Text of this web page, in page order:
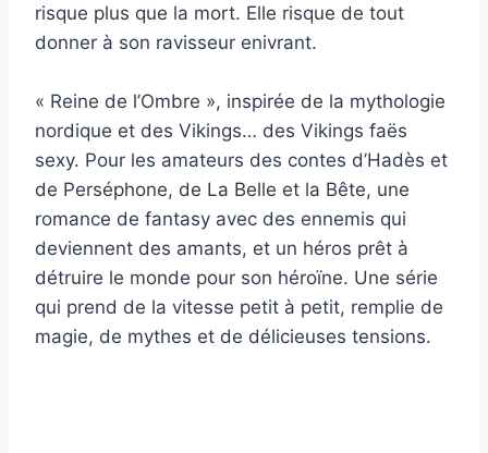
risque plus que la mort. Elle risque de tout
donner à son ravisseur enivrant.
« Reine de l’Ombre », inspirée de la mythologie
nordique et des Vikings… des Vikings faës
sexy. Pour les amateurs des contes d’Hadès et
de Perséphone, de La Belle et la Bête, une
romance de fantasy avec des ennemis qui
deviennent des amants, et un héros prêt à
détruire le monde pour son héroïne. Une série
qui prend de la vitesse petit à petit, remplie de
magie, de mythes et de délicieuses tensions.